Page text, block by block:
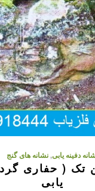
دفینه یابی,نشانه های گنج
تک ( حفاری
یابی